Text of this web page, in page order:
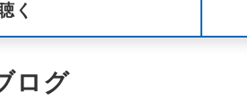
く
ログ